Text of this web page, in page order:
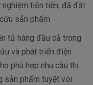
tiên tiến, đã đặt
sản phẩm
tử hàng đầu cả trong
và phát triển điện
phù hợp nhu cầu thị
sản phẩm tuyệt vời